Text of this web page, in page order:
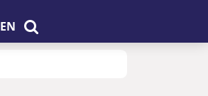
EN